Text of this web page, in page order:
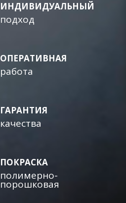
ИНДИВИДУАЛЬНЫЙ
подход
ОПЕРАТИВНАЯ
работа
ГАРАНТИЯ
качества
ПОКРАСКА
полимерно-
порошковая